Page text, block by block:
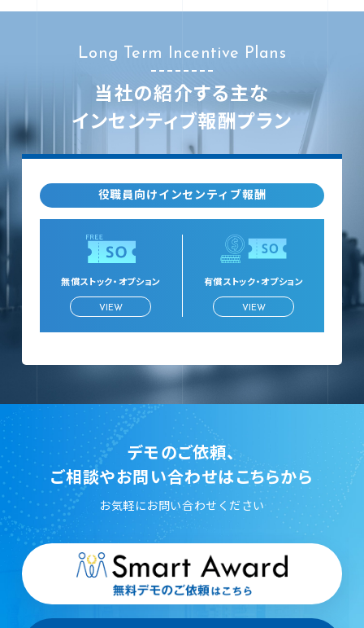
Long Term Incentive Plans
当社の紹介する主な
インセンティブ報酬プラン
役職員向けインセンティブ報酬
無償ストック・オプション
VIEW
有償ストック・オプション
VIEW
デモのご依頼、
ご相談やお問い合わせはこちらから
お気軽にお問い合わせください